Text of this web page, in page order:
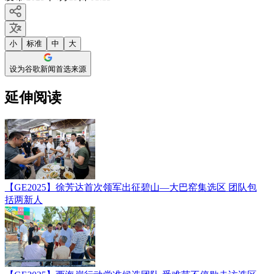
小 标准 中 大
设为谷歌新闻首选来源
延伸阅读
【GE2025】徐芳达首次领军出征碧山—大巴窑集选区 团队包
括两新人